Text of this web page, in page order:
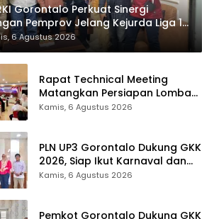
Gorontalo Perkuat Sinergi
Pemprov Jelang Kejurda Liga 1
Gubernur 2026
6 Agustus 2026
Rapat Technical Meeting
Matangkan Persiapan Lomba
Olahraga Masyarakat Tingkat
Kamis, 6 Agustus 2026
PLN UP3 Gorontalo Dukung GKK
2026, Siap Ikut Karnaval dan
Pastikan Ketersediaan Listrik
Kamis, 6 Agustus 2026
Pemkot Gorontalo Dukung GKK